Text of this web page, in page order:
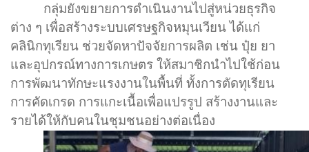
กลุ่มยังขยายการดำเนินงานไปสู่หน่วยธุรกิจ
ต่าง ๆ เพื่อสร้างระบบเศรษฐกิจหมุนเวียน ได้แก่
คลินิกทุเรียน ช่วยจัดหาปัจจัยการผลิต เช่น ปุ๋ย ยา
และอุปกรณ์ทางการเกษตร ให้สมาชิกนำไปใช้ก่อน
การพัฒนาทักษะแรงงานในพื้นที่ ทั้งการตัดทุเรียน
การคัดเกรด การแกะเนื้อเพื่อแปรรูป สร้างงานและ
รายได้ให้กับคนในชุมชนอย่างต่อเนื่อง